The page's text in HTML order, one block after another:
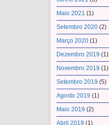
Maio 2021 (1)
Setembro 2020 (2)
Março 2020 (1)
Dezembro 2019 (1)
Novembro 2019 (1)
Setembro 2019 (5)
Agosto 2019 (1)
Maio 2019 (2)
Abril 2019 (1)